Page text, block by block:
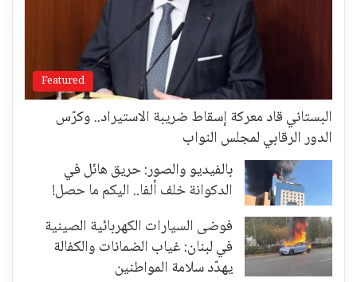
Featured
البستاني قاد معركة إسقاط ضريبة الاستيراد.. وكرّس
الدور الرقابي لمجلس النواب
بالفيديو والصور: حريق هائل في
الدكوانة خلف ألفا.. اليكم ما حصل!
فوضى السيارات الكهربائية الصينية
في لبنان: غياب الضمانات والكفالة
يهدّد سلامة المواطنين